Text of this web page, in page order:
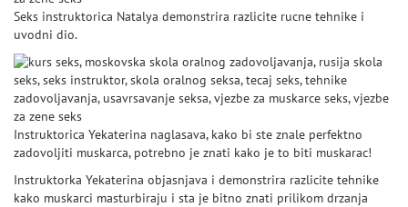
Seks instruktorica Natalya demonstrira razlicite rucne tehnike i
uvodni dio.
Instruktorica Yekaterina naglasava, kako bi ste znale perfektno
zadovoljiti muskarca, potrebno je znati kako je to biti muskarac!
Instruktorka Yekaterina objasnjava i demonstrira razlicite tehnike
kako muskarci masturbiraju i sta je bitno znati prilikom drzanja